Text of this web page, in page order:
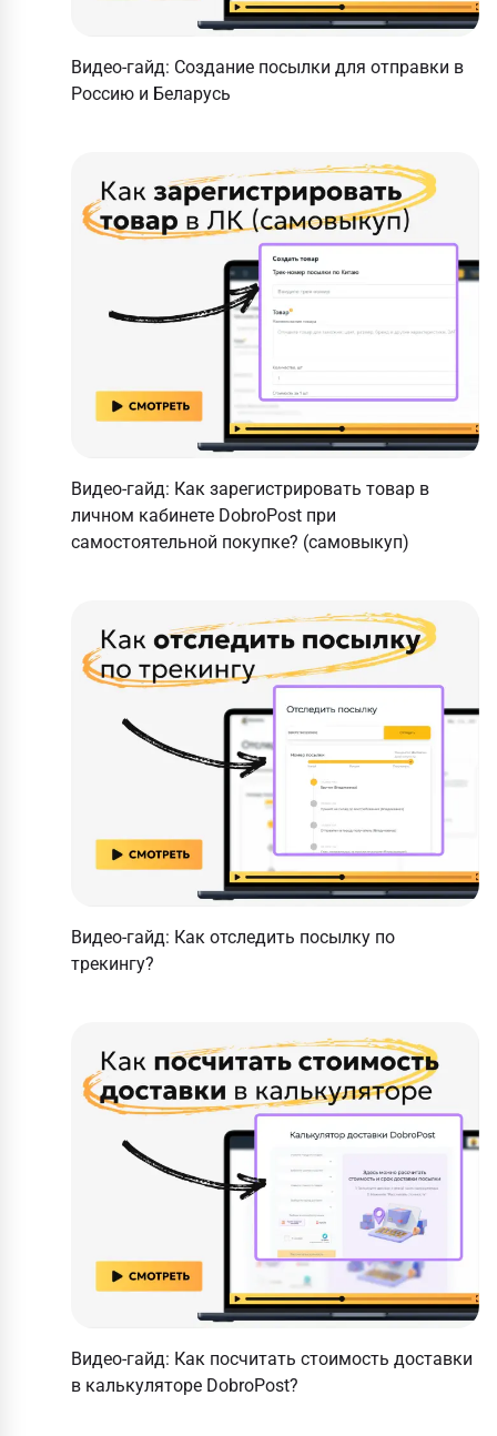
Видео-гайд: Создание посылки для отправки в
Россию и Беларусь
Видео-гайд: Как зарегистрировать товар в
личном кабинете DobroPost при
самостоятельной покупке? (самовыкуп)
Видео-гайд: Как отследить посылку по
трекингу?
Видео-гайд: Как посчитать стоимость доставки
в калькуляторе DobroPost?